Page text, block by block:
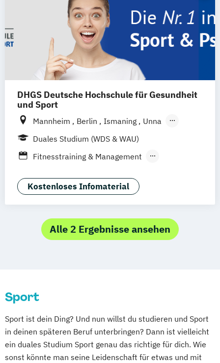
DHGS Deutsche Hochschule für Gesundheit
und Sport
Mannheim Berlin Ismaning
Unna
Hamburg
Leipzig Köln Frankfurt
Duales Studium (WDS & WAU)
Fitnesstraining & Management
Physician Assistant Physiotherapie
Positive Psychologie & Coaching
Sport und angewandte
Trainingswissenschaft (versch.
Sportpsychologie
Kostenloses Infomaterial
Alle 2 Ergebnisse ansehen
Sport
Sport ist dein Ding? Und nun willst du studieren und Sport
in deinen späteren Beruf unterbringen? Dann ist vielleicht
ein duales Studium Sport genau das richtige für dich. Wie
sonst könnte man seine Leidenschaft für etwas und mit